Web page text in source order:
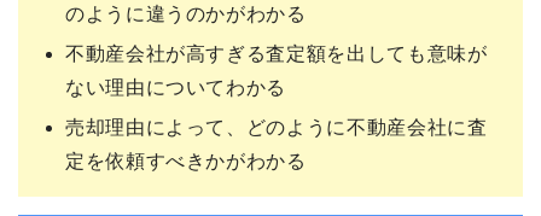
のように違うのかがわかる
不動産会社が高すぎる査定額を出しても意味が
ない理由についてわかる
売却理由によって、どのように不動産会社に査
定を依頼すべきかがわかる